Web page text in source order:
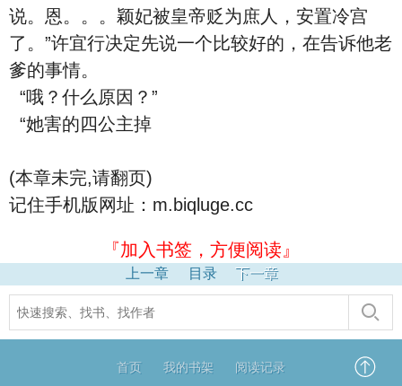
说。恩。。。颖妃被皇帝贬为庶人，安置冷宫
了。”许宜行决定先说一个比较好的，在告诉他老
爹的事情。
“哦？什么原因？”
“她害的四公主掉
(本章未完,请翻页)
记住手机版网址：m.biqluge.cc
『加入书签，方便阅读』
上一章 目录 下一章
首页 我的书架 阅读记录